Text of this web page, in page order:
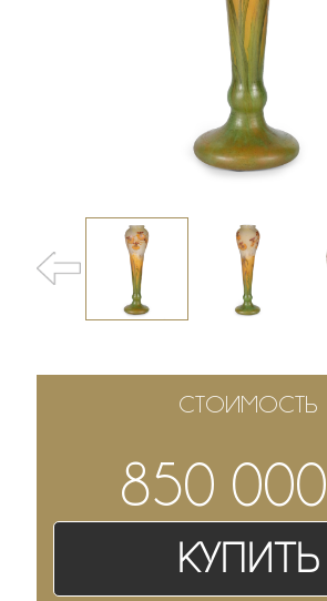
СТОИМОСТЬ
850 000
Купить